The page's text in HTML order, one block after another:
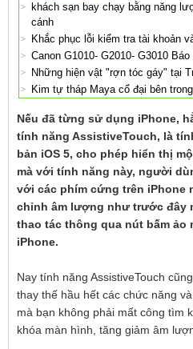
khách sạn bay chạy bằng năng
cánh
Khắc phục lỗi kiểm tra tài khoản
Canon G1010- G2010- G3010
Những hiện vật "rợn tóc gáy" tại
Kim tự tháp Maya cổ đại bên
Nếu đã từng sử dụng iPhone,
tính năng AssistiveTouch, là
bản iOS 5, cho phép hiển thị
mà với tính năng này, người
với các phím cứng trên iPhone
chỉnh âm lượng như trước đây
thao tác thông qua nút bấm ảo
iPhone.
Nay tính năng AssistiveTouch
thay thế hầu hết các chức năng
mà bạn không phải mất công tìm
khóa màn hình, tăng giảm âm